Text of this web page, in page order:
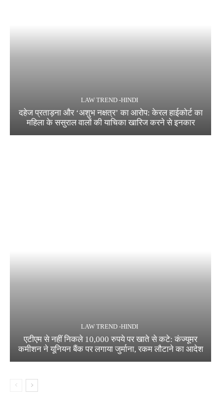
LAW TREND -HINDI
दहेज प्रताड़ना और ‘अशुभ नक्षत्र’ का आरोप: केरल हाईकोर्ट का
महिला के ससुराल वालों की याचिका खारिज करने से इनकार
LAW TREND -HINDI
एटीएम से नहीं निकले 10,000 रुपये पर खाते से कटे: कंज्यूमर
कमीशन ने यूनियन बैंक पर लगाया जुर्माना, रकम लौटाने का आदेश